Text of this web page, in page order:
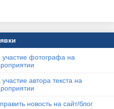
участие фотографа на
автора текста на
новость на сайт/блог